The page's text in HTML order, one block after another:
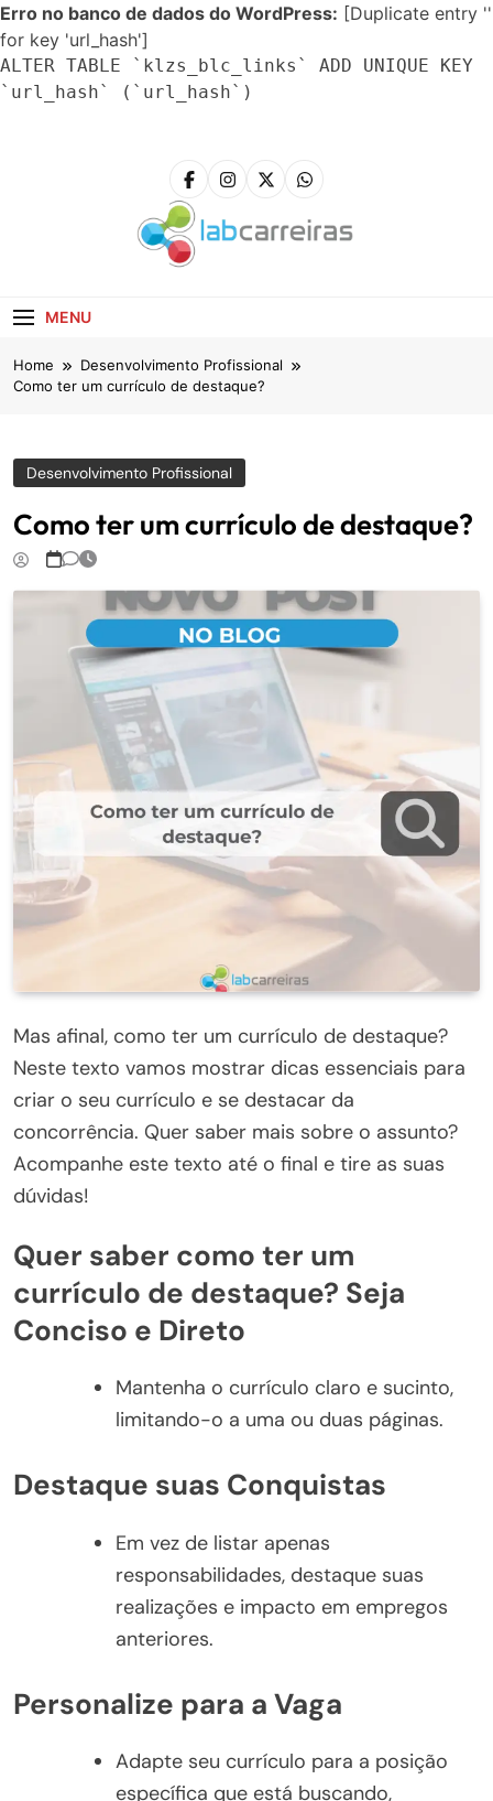
Erro no banco de dados do WordPress: [Duplicate entry ''
for key 'url_hash']
ALTER TABLE `klzs_blc_links` ADD UNIQUE KEY
`url_hash` (`url_hash`)
MENU
Home
Desenvolvimento Profissional
Como ter um currículo de destaque?
Desenvolvimento Profissional
Como ter um currículo de destaque?
Mas afinal, como ter um currículo de destaque?
Neste texto vamos mostrar dicas essenciais para
criar o seu currículo e se destacar da
concorrência. Quer saber mais sobre o assunto?
Acompanhe este texto até o final e tire as suas
dúvidas!
Quer saber como ter um
currículo de destaque? Seja
Conciso e Direto
Mantenha o currículo claro e sucinto,
limitando-o a uma ou duas páginas.
Destaque suas Conquistas
Em vez de listar apenas
responsabilidades, destaque suas
realizações e impacto em empregos
anteriores.
Personalize para a Vaga
Adapte seu currículo para a posição
específica que está buscando,